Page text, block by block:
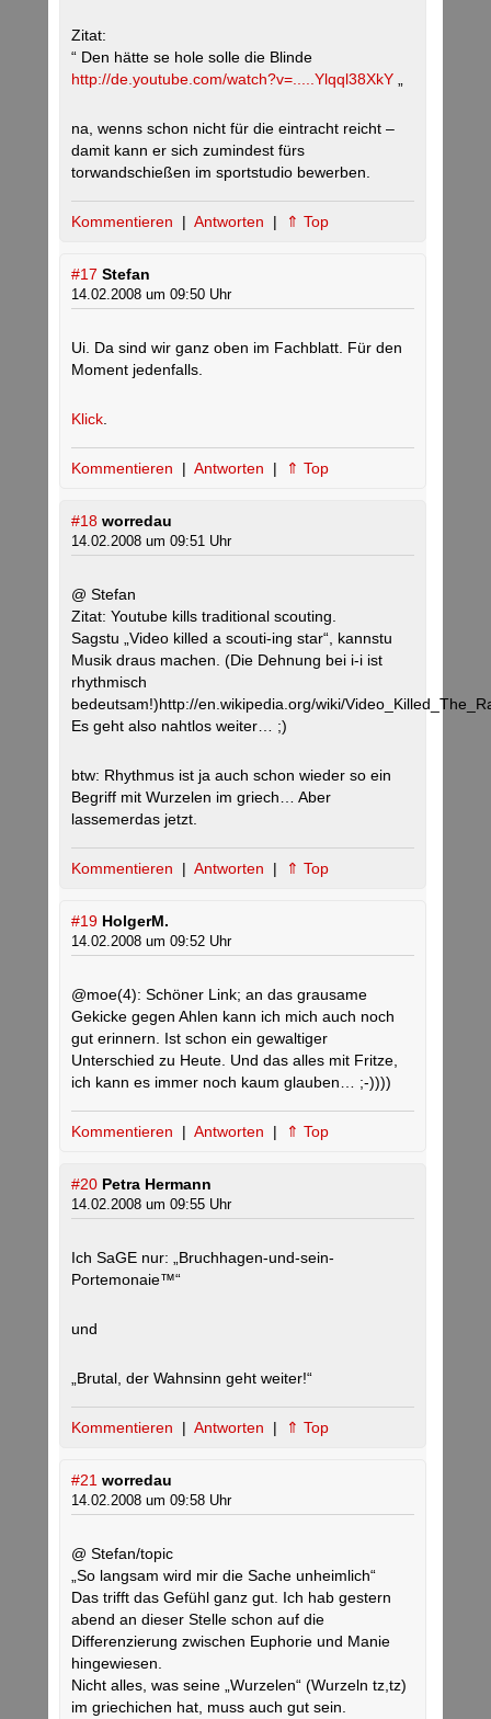
Zitat:
“ Den hätte se hole solle die Blinde
http://de.youtube.com/watch?v=.....Ylqql38XkY
na, wenns schon nicht für die eintracht reicht –
damit kann er sich zumindest fürs
torwandschießen im sportstudio bewerben.
Kommentieren | Antworten | ⇑ Top
#17 Stefan
14.02.2008 um 09:50 Uhr
Ui. Da sind wir ganz oben im Fachblatt. Für den
Moment jedenfalls.
Klick
Kommentieren | Antworten | ⇑ Top
#18 worredau
14.02.2008 um 09:51 Uhr
@ Stefan
Zitat: Youtube kills traditional scouting.
Sagstu „Video killed a scouti-ing star“, kannstu
Musik draus machen. (Die Dehnung bei i-i ist
rhythmisch
bedeutsam!)http://en.wikipedia.org/wiki/
Es geht also nahtlos weiter… ;)
btw: Rhythmus ist ja auch schon wieder so ein
Begriff mit Wurzelen im griech… Aber
lassemerdas jetzt.
Kommentieren | Antworten | ⇑ Top
#19 HolgerM.
14.02.2008 um 09:52 Uhr
@moe(4): Schöner Link; an das grausame
Gekicke gegen Ahlen kann ich mich auch noch
gut erinnern. Ist schon ein gewaltiger
Unterschied zu Heute. Und das alles mit Fritze,
ich kann es immer noch kaum glauben… ;-))))
Kommentieren | Antworten | ⇑ Top
#20 Petra Hermann
14.02.2008 um 09:55 Uhr
Ich SaGE nur: „Bruchhagen-und-sein-
Portemonaie™“
und
„Brutal, der Wahnsinn geht weiter!“
Kommentieren | Antworten | ⇑ Top
#21 worredau
14.02.2008 um 09:58 Uhr
@ Stefan/topic
„So langsam wird mir die Sache unheimlich“
Das trifft das Gefühl ganz gut. Ich hab gestern
abend an dieser Stelle schon auf die
Differenzierung zwischen Euphorie und Manie
hingewiesen.
Nicht alles, was seine „Wurzelen“ (Wurzeln tz,tz)
im griechichen hat, muss auch gut sein.